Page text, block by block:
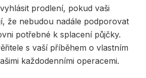
prodlení, pokud vaši
že nebudou nadále podporovat
potřebné k splacení půjčky.
s vaší příběhem o vlastním
každodenními operacemi.